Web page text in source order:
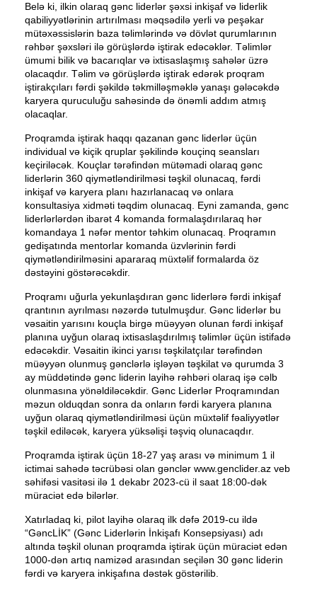
Belə ki, ilkin olaraq gənc liderlər şəxsi inkişaf və liderlik
qabiliyyətlərinin artırılması məqsədilə yerli və peşəkar
mütəxəssislərin baza təlimlərində və dövlət qurumlarının
rəhbər şəxsləri ilə görüşlərdə iştirak edəcəklər. Təlimlər
ümumi bilik və bacarıqlar və ixtisaslaşmış sahələr üzrə
olacaqdır. Təlim və görüşlərdə iştirak edərək proqram
iştirakçıları fərdi şəkildə təkmilləşməklə yanaşı gələcəkdə
karyera quruculuğu sahəsində də önəmli addım atmış
olacaqlar.
Proqramda iştirak haqqı qazanan gənc liderlər üçün
individual və kiçik qruplar şəkilində kouçinq seansları
keçiriləcək. Kouçlar tərəfindən mütəmadi olaraq gənc
liderlərin 360 qiymətləndirilməsi təşkil olunacaq, fərdi
inkişaf və karyera planı hazırlanacaq və onlara
konsultasiya xidməti təqdim olunacaq. Eyni zamanda, gənc
liderlərlərdən ibarət 4 komanda formalaşdırılaraq hər
komandaya 1 nəfər mentor təhkim olunacaq. Proqramın
gedişatında mentorlar komanda üzvlərinin fərdi
qiymətləndirilməsini apararaq müxtəlif formalarda öz
dəstəyini göstərəcəkdir.
Proqramı uğurla yekunlaşdıran gənc liderlərə fərdi inkişaf
qrantının ayrılması nəzərdə tutulmuşdur. Gənc liderlər bu
vəsaitin yarısını kouçla birgə müəyyən olunan fərdi inkişaf
planına uyğun olaraq ixtisaslaşdırılmış təlimlər üçün istifadə
edəcəkdir. Vəsaitin ikinci yarısı təşkilatçılar tərəfindən
müəyyən olunmuş gənclərlə işləyən təşkilat və qurumda 3
ay müddətində gənc liderin layihə rəhbəri olaraq işə cəlb
olunmasına yönəldiləcəkdir. Gənc Liderlər Proqramından
məzun olduqdan sonra da onların fərdi karyera planına
uyğun olaraq qiymətləndirilməsi üçün müxtəlif fəaliyyətlər
təşkil ediləcək, karyera yüksəlişi təşviq olunacaqdır.
Proqramda iştirak üçün 18-27 yaş arası və minimum 1 il
ictimai sahədə təcrübəsi olan gənclər www.genclider.az veb
səhifəsi vasitəsi ilə 1 dekabr 2023-cü il saat 18:00-dək
müraciət edə bilərlər.
Xatırladaq ki, pilot layihə olaraq ilk dəfə 2019-cu ildə
“GəncLİK” (Gənc Liderlərin İnkişafı Konsepsiyası) adı
altında təşkil olunan proqramda iştirak üçün müraciət edən
1000-dən artıq namizəd arasından seçilən 30 gənc liderin
fərdi və karyera inkişafına dəstək göstərilib.